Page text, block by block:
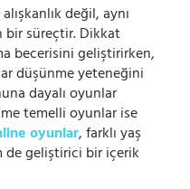
değil, aynı
bir süreçtir. Dikkat
becerisini geliştirirken,
düşünme yeteneğini
dayalı oyunlar
temelli oyunlar ise
oyunlar, farklı yaş
de geliştirici bir içerik